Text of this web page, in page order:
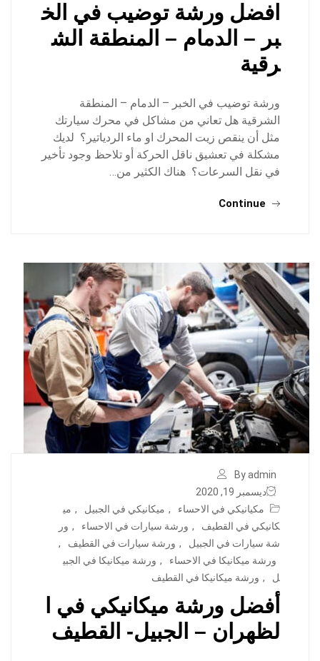
افضل ورشة توضيب في الخ
بر – الدمام – المنطقة الش
رقية
ورشة توضيب في الخبر – الدمام – المنطقة
الشرقية هل تعاني من مشاكل في محرك سيارتك
مثل أن ينقص زيت المحرك او ماء الردياتير؟ لديك
مشكلة في تعشيق ناقل الحركة أو تلاحظ وجود تأخير
في نقل السرعات؟ هناك الكثير من…
Continue
By admin
ديسمبر 19, 2020
مكيانيكي في الاحساء
, ميكانيكي في الجبيل , مي
كانيكي في القطيف
, ورشة سيارات في الاحساء , ور
شة سيارات في الجبيل
, ورشة سيارات في القطيف
,
ورشة ميكانيكا في الاحساء
, ورشة ميكانيكا في الجبي
ل
, ورشة ميكانيكا في القطيف
أفضل ورشة ميكانيكي في ا
لظهران – الجبيل- القطيف